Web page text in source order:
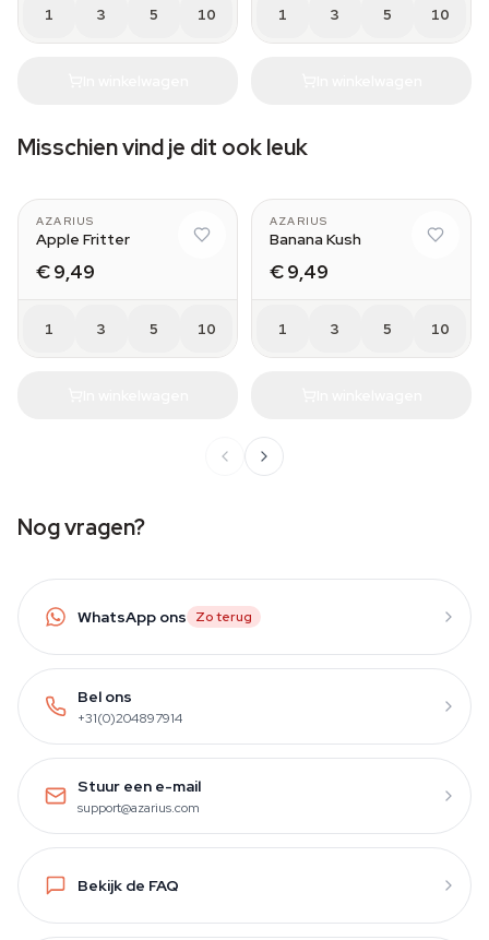
1 3 5 10 1 3 5 10
Misschien vind je dit ook leuk
AZARIUS
Apple Fritter
€ 9,49
1 3 5 10
AZARIUS
Banana Kush
€ 9,49
1 3 5 10
Nog vragen?
WhatsApp ons Zo terug
Bel ons
+31(0)204897914
Stuur een e-mail
support@azarius.com
Bekijk de FAQ